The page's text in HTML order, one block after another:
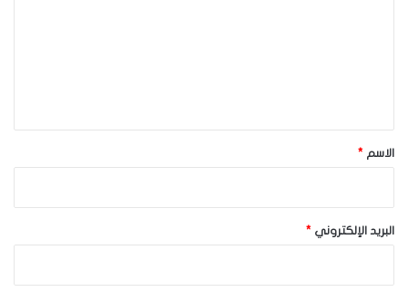
*الاسم *
البريد الإلكتروني *